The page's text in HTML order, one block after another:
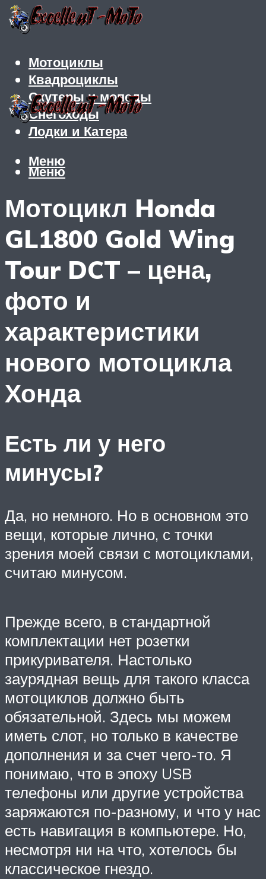
Мотоциклы
Квадроциклы
Скутеры и мопеды
Снегоходы
Лодки и Катера
Меню
Меню
Мотоцикл Honda
GL1800 Gold Wing
Tour DCT – цена,
фото и
характеристики
нового мотоцикла
Хонда
Есть ли у него
минусы?
Да, но немного. Но в основном это
вещи, которые лично, с точки
зрения моей связи с мотоциклами,
считаю минусом.
Прежде всего, в стандартной
комплектации нет розетки
прикуривателя. Настолько
заурядная вещь для такого класса
мотоциклов должно быть
обязательной. Здесь мы можем
иметь слот, но только в качестве
дополнения и за счет чего-то. Я
понимаю, что в эпоху USB
телефоны или другие устройства
заряжаются по-разному, и что у нас
есть навигация в компьютере. Но,
несмотря ни на что, хотелось бы
классическое гнездо.